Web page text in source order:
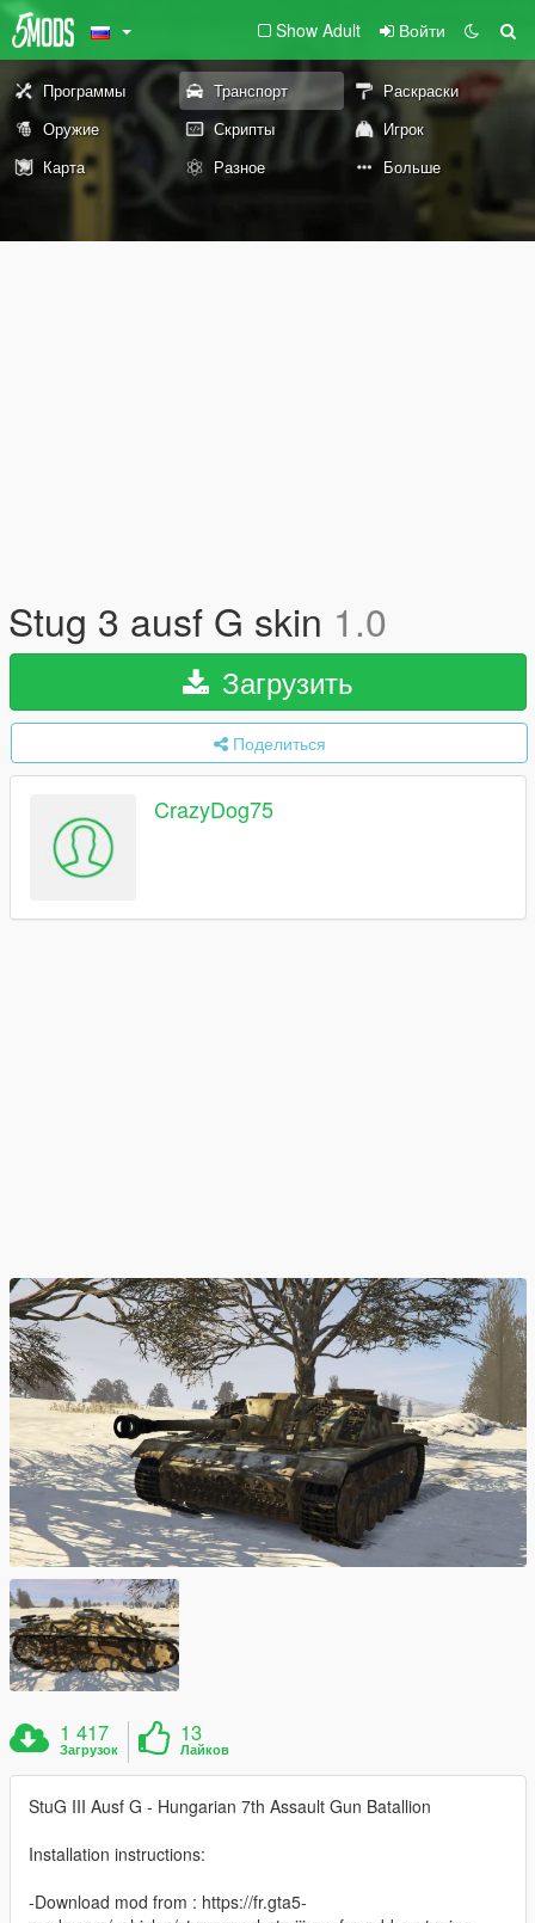
Show Adult Войти
Программы Транспорт
Раскраски
Оружие
Скрипты
Игрок
Карта
Разное Больше
Stug 3 ausf G skin 1.0
Загрузить
Поделиться
CrazyDog75
1 417
Загрузок
13
Лайков
StuG III Ausf G - Hungarian 7th Assault Gun Batallion
Installation instructions:
-Download mod from : https://fr.gta5-